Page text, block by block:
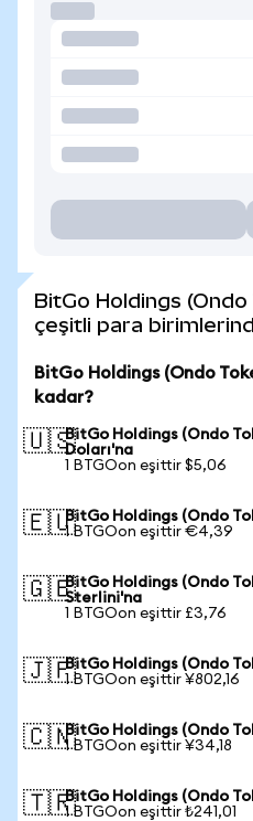
BitGo Holdings
çeşitli para
BitGo Holdings (Ondo
kadar?
🇺🇸BitGo Holdings (Ondo
Doları'na
1 BTGOon eşittir $5,06
🇪🇺BitGo Holdings (Ondo
1 BTGOon eşittir €4,39
🇬🇧BitGo Holdings (Ondo
Sterlini'na
1 BTGOon eşittir £3,76
🇯🇵BitGo Holdings (Ondo
1 BTGOon eşittir ¥802,16
🇨🇳BitGo Holdings (Ondo
1 BTGOon eşittir ¥34,18
🇹🇷BitGo Holdings (Ondo
1 BTGOon eşittir ₺241,01